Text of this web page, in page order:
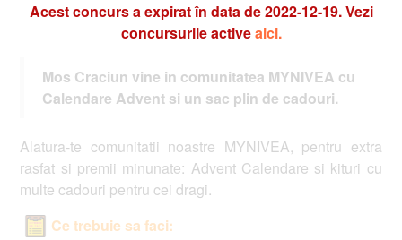
Acest concurs a expirat în data de 2022-12-19. Vezi
concursurile activeaici.
Mos Craciun vine in comunitatea MYNIVEA cu
Calendare Advent si un sac plin de cadouri.
Alatura-te comunitatii noastre MYNIVEA, pentru extra
rasfat si premii minunate: Advent Calendare si kituri cu
multe cadouri pentru cei dragi.
Ce trebuie sa faci: